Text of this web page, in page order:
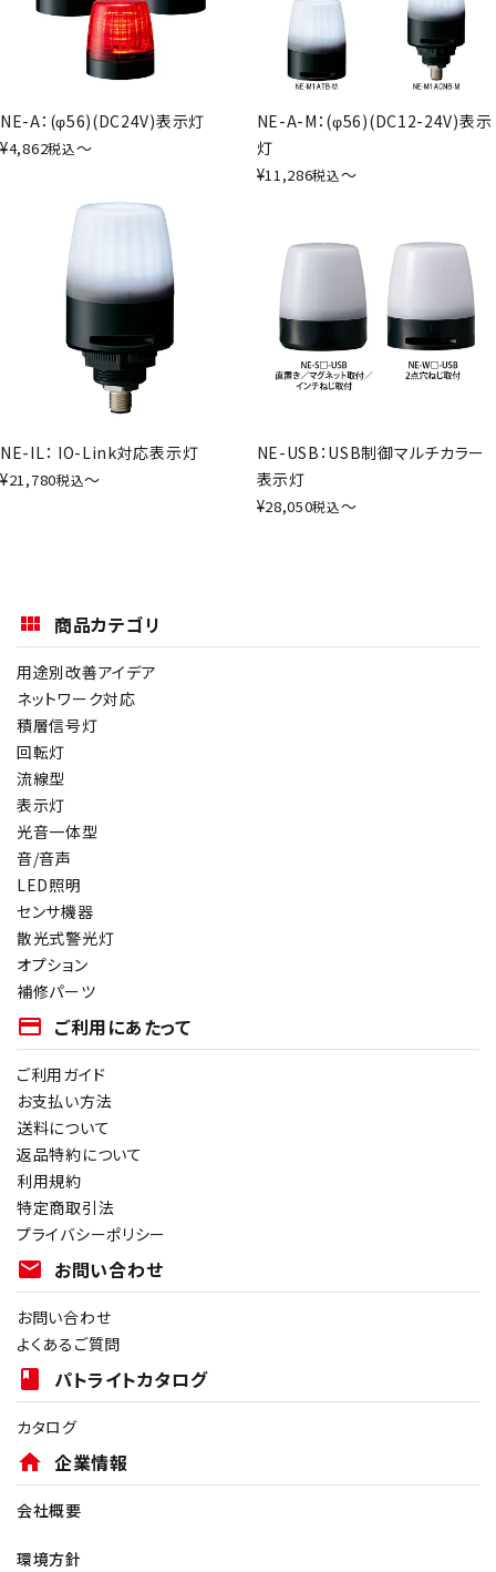
NE-A：(φ56)(DC24V)表示灯
¥4,862税込〜
NE-A-M：(φ56)(DC12-24V)表示
灯
¥11,286税込〜
NE-IL： IO-Link対応表示灯
¥21,780税込〜
NE-USB：USB制御マルチカラー
表示灯
¥28,050税込〜
商品カテゴリ
用途別改善アイデア
ネットワーク対応
積層信号灯
回転灯
流線型
表示灯
光音一体型
音/音声
LED照明
センサ機器
散光式警光灯
オプション
補修パーツ
payment ご利用にあたって
ご利用ガイド
お支払い方法
送料について
返品特約について
利用規約
特定商取引法
プライバシーポリシー
mail お問い合わせ
お問い合わせ
よくあるご質問
book パトライトカタログ
カタログ
home 企業情報
会社概要
環境方針